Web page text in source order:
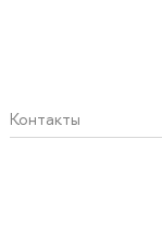
Контакты